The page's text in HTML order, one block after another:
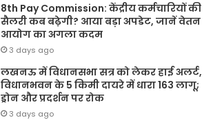
8th Pay Commission: केंद्रीय कर्मचारियों की
सैलरी कब बढ़ेगी? आया बड़ा अपडेट, जानें वेतन
आयोग का अगला कदम
3 days ago
लखनऊ में विधानसभा सत्र को लेकर हाई अलर्ट,
विधानभवन के 5 किमी दायरे में धारा 163 लागू;
ड्रोन और प्रदर्शन पर रोक
3 days ago